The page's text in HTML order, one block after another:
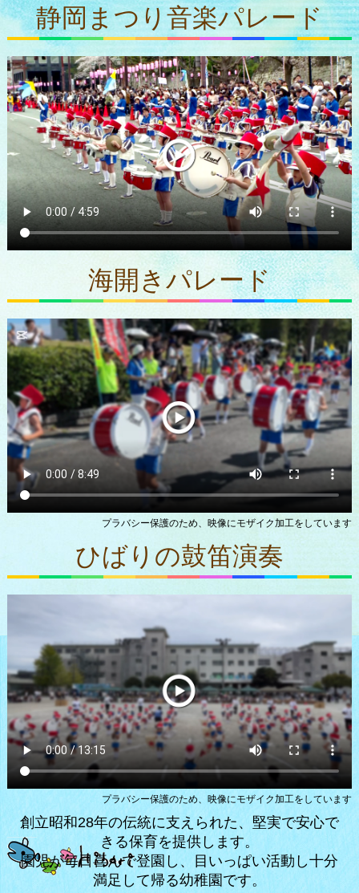
静岡まつり音楽パレード
海開きパレード
プラバシー保護のため、映像にモザイク加工をしています
ひばりの鼓笛演奏
プラバシー保護のため、映像にモザイク加工をしています
創立昭和28年の伝統に支えられた、堅実で安心で
きる保育を提供します。
園児が毎日喜んで登園し、目いっぱい活動し十分
満足して帰る幼稚園です。